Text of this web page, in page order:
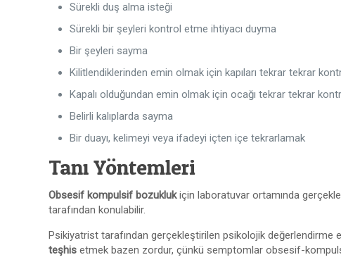
Sürekli duş alma isteği
Sürekli bir şeyleri kontrol etme ihtiyacı duyma
Bir şeyleri sayma
Kilitlendiklerinden emin olmak için kapıları tekrar tekrar
Kapalı olduğundan emin olmak için ocağı tekrar tekrar
Belirli kalıplarda sayma
Bir duayı, kelimeyi veya ifadeyi içten içe tekrarlamak
Tanı Yöntemleri
Obsesif kompulsif bozuklukiçin laboratuvar ortamında
tarafından konulabilir.
Psikiyatrist tarafından gerçekleştirilen psikolojik değerlendirme
teşhisetmek bazen zordur, çünkü semptomlar obsesif-